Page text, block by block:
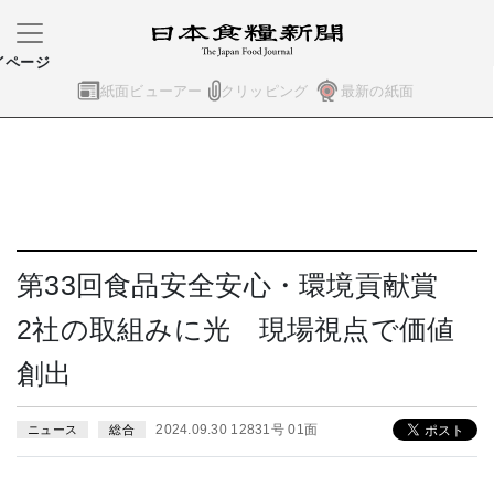
紙面ビューアー クリッピング 最新の紙面
ページ
第33回食品安全安心・環境貢献賞
2社の取組みに光 現場視点で価値
創出
ニュース 総合 2024.09.30 12831号 01面